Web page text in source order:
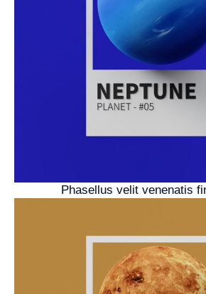
Phasellus velit venenatis